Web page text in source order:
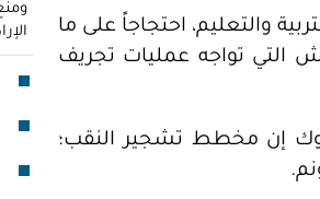
والتعليم، احتجاجاً على ما
التي تواجه عمليات تجريف
إن مخطط تشجير النقب؛